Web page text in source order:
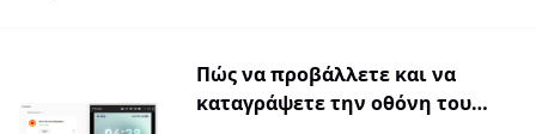
Πώς να προβάλλετε και να
καταγράψετε την οθόνη του